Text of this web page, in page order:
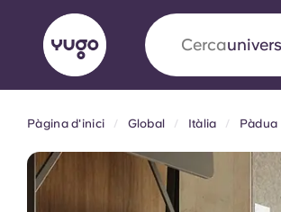
Cerca
SobreUbicacionsMés
English (GB)
Portuguese
Pàgina d'inici Global Itàlia Pàdua